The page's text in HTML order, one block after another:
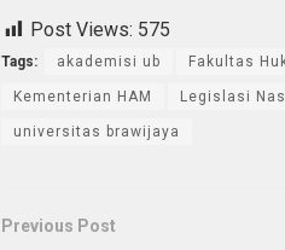
Post Views: 575
Tags: akademisi ub Fakultas
Kementerian HAM Legislasi
universitas brawijaya
Previous Post